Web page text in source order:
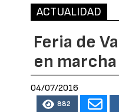
ACTUALIDAD
Feria de
en
04/07/2016
882